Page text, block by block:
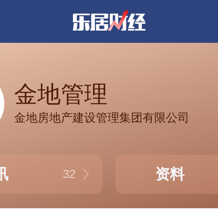
金地管理
金地房地产建设管理集团有限公司
32 资料